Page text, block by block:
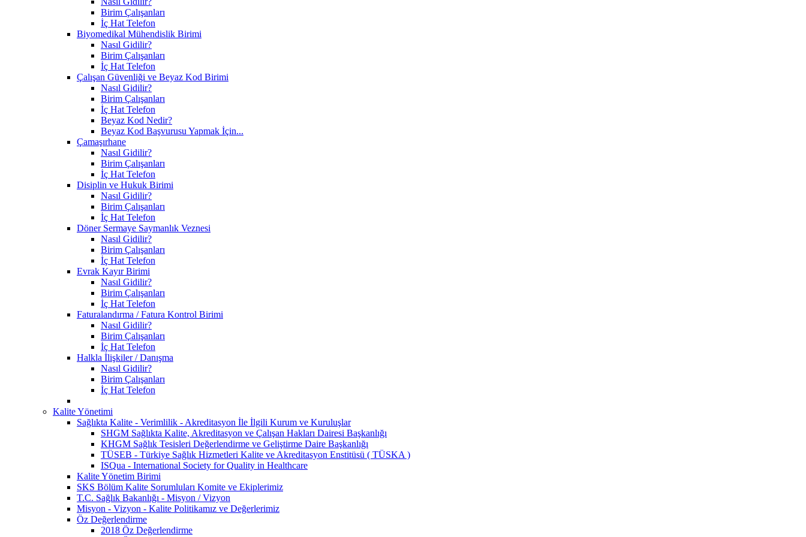
Birim Çalışanları
İç Hat Telefon
Biyomedikal Mühendislik Birimi
Nasıl Gidilir?
Birim Çalışanları
İç Hat Telefon
Çalışan Güvenliği ve Beyaz Kod Birimi
Nasıl Gidilir?
Birim Çalışanları
İç Hat Telefon
Beyaz Kod Nedir?
Beyaz Kod Başvurusu Yapmak İçin...
Çamaşırhane
Nasıl Gidilir?
Birim Çalışanları
İç Hat Telefon
Disiplin ve Hukuk Birimi
Nasıl Gidilir?
Birim Çalışanları
İç Hat Telefon
Döner Sermaye Saymanlık Veznesi
Nasıl Gidilir?
Birim Çalışanları
İç Hat Telefon
Evrak Kayır Birimi
Nasıl Gidilir?
Birim Çalışanları
İç Hat Telefon
Faturalandırma / Fatura Kontrol Birimi
Nasıl Gidilir?
Birim Çalışanları
İç Hat Telefon
Halkla İlişkiler / Danışma
Nasıl Gidilir?
Birim Çalışanları
İç Hat Telefon
Kalite Yönetimi
Sağlıkta Kalite - Verimlilik - Akreditasyon İle İlgili Kurum ve Kuruluşlar
SHGM Sağlıkta Kalite, Akreditasyon ve Çalışan Hakları Dairesi Başkanlığı
KHGM Sağlık Tesisleri Değerlendirme ve Geliştirme Daire Başkanlığı
TÜSEB - Türkiye Sağlık Hizmetleri Kalite ve Akreditasyon Enstitüsü ( TÜSKA )
ISQua - International Society for Quality in Healthcare
Kalite Yönetim Birimi
SKS Bölüm Kalite Sorumluları Komite ve Ekiplerimiz
T.C. Sağlık Bakanlığı - Misyon / Vizyon
Misyon - Vizyon - Kalite Politikamız ve Değerlerimiz
Öz Değerlendirme
2018 Öz Değerlendirme